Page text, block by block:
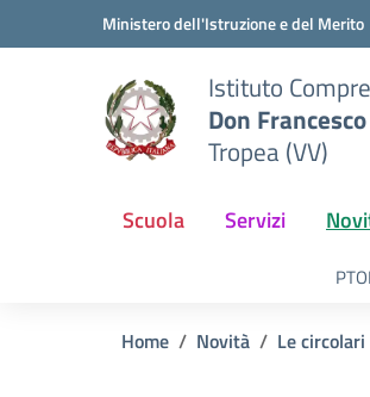
Vai ai contenuti
Vai al menu di navigazioneMinistero dell'Istruzione e del Merito
Istituto
Don
Tropea (VV)
Scuola Servizi
Home Novità Le circolari